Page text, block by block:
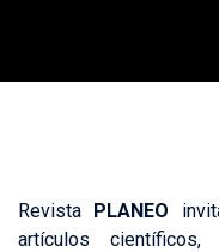
Revista PLANEO
artículos